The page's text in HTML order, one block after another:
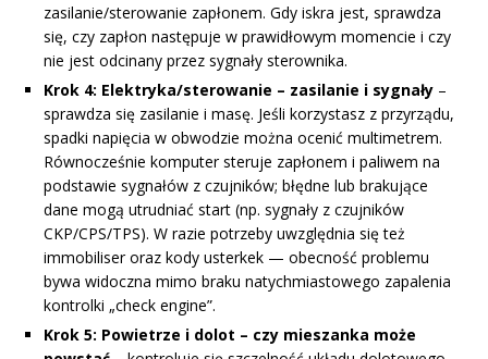
zasilanie/sterowanie zapłonem. Gdy iskra jest, sprawdza
się, czy zapłon następuje w prawidłowym momencie i czy
nie jest odcinany przez sygnały sterownika.
Krok 4: Elektryka/sterowanie – zasilanie i sygnały –
sprawdza się zasilanie i masę. Jeśli korzystasz z przyrządu,
spadki napięcia w obwodzie można ocenić multimetrem.
Równocześnie komputer steruje zapłonem i paliwem na
podstawie sygnałów z czujników; błędne lub brakujące
dane mogą utrudniać start (np. sygnały z czujników
CKP/CPS/TPS). W razie potrzeby uwzględnia się też
immobiliser oraz kody usterkek — obecność problemu
bywa widoczna mimo braku natychmiastowego zapalenia
kontrolki „check engine”.
Krok 5: Powietrze i dolot – czy mieszanka może